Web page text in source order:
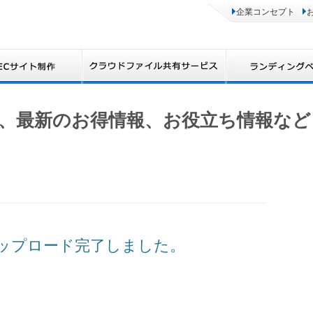
企業コンセプト
新のお得情報、お役立ち情報など
プロード完了しました。